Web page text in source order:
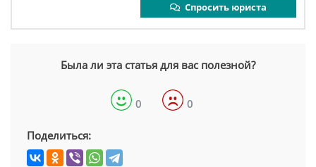
Спросить юриста
Была ли эта статья для вас полезной?
0 0
Поделиться: